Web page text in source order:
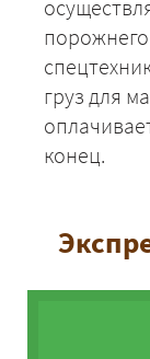
груз для
конец.